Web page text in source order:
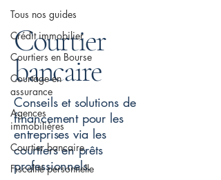
Tous nos guides
Crédit immobilier
Courtiers en Bourse
Courtage en
assurance
Agences
immobilières
Courtier bancaire
Fiscalité personnelle
Courtier
bancaire
Conseils et solutions de
financement pour les
entreprises via les
courtiers en prêts
professionnels.